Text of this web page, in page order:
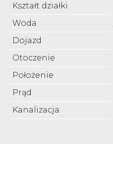
Kształt działki
Woda
Dojazd
Otoczenie
Położenie
Prąd
Kanalizacja